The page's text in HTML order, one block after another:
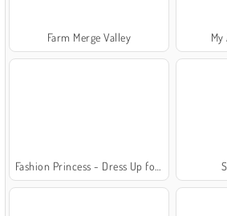
Farm Merge Valley